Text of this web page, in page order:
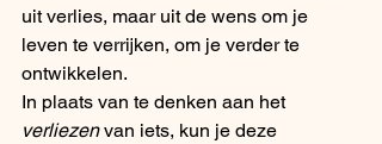
uit verlies, maar uit de wens om je
leven te verrijken, om je verder te
ontwikkelen.
In plaats van te denken aan het
verliezen van iets, kun je deze